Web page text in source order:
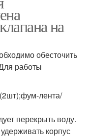
на
обесточить
работы
лента/
перекрыть воду.
корпус